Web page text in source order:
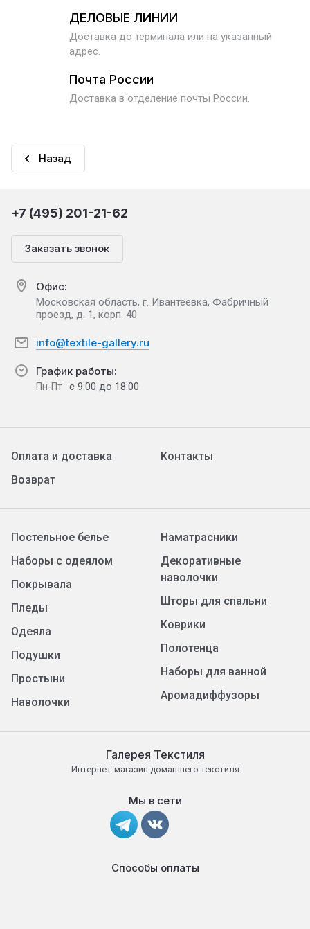
ДЕЛОВЫЕ ЛИНИИ
Доставка до терминала или на указанный
адрес.
Почта России
Доставка в отделение почты России.
Назад
+7 (495) 201-21-62
Заказать звонок
Офис:
Московская область, г. Ивантеевка, Фабричный
проезд, д. 1, корп. 40.
info@textile-gallery.ru
График работы:
Пн-Пт с 9:00 до 18:00
Оплата и доставка
Возврат
Контакты
Постельное белье
Наборы с одеялом
Покрывала
Пледы
Одеяла
Подушки
Простыни
Наволочки
Наматрасники
Декоративные
наволочки
Шторы для спальни
Коврики
Полотенца
Наборы для ванной
Аромадиффузоры
Галерея Текстиля
Интернет-магазин домашнего текстиля
Мы в сети
Способы оплаты